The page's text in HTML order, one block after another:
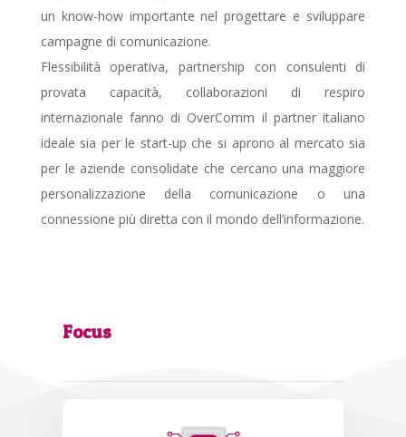
un know-how importante nel progettare e sviluppare
campagne di comunicazione.
Flessibilità operativa, partnership con consulenti di
provata capacità, collaborazioni di respiro
internazionale fanno di OverComm il partner italiano
ideale sia per le start-up che si aprono al mercato sia
per le aziende consolidate che cercano una maggiore
personalizzazione della comunicazione o una
connessione più diretta con il mondo dell’informazione.
Focus